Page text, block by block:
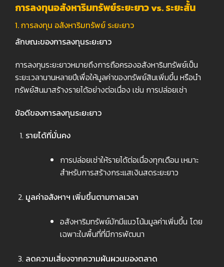
การลงทุนอสังหาริมทรัพย์ระยะยาว vs. ระยะสั้น
1. การลงทุน อสังหาริมทรัพย์ ระยะยาว
ลักษณะของการลงทุนระยะยาว
การลงทุนระยะยาวหมายถึงการถือครองอสังหาริมทรัพย์เป็น
ระยะเวลานานหลายปีเพื่อให้มูลค่าของทรัพย์สินเพิ่มขึ้น หรือนำ
ทรัพย์สินมาสร้างรายได้อย่างต่อเนื่อง เช่น การปล่อยเช่า
ข้อดีของการลงทุนระยะยาว
รายได้ที่มั่นคง
การปล่อยเช่าให้รายได้ต่อเนื่องทุกเดือน เหมาะ
สำหรับการสร้างกระแสเงินสดระยะยาว
มูลค่าอสังหาฯ เพิ่มขึ้นตามกาลเวลา
อสังหาริมทรัพย์มักมีแนวโน้มมูลค่าเพิ่มขึ้น โดย
เฉพาะในพื้นที่ที่มีการพัฒนา
ลดความเสี่ยงจากความผันผวนของตลาด